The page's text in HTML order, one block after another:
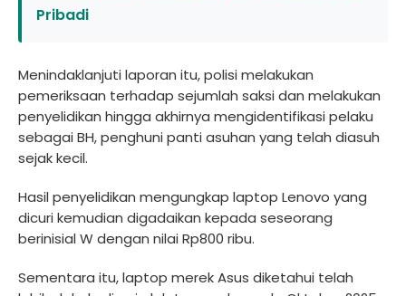
Pribadi
Menindaklanjuti laporan itu, polisi melakukan
pemeriksaan terhadap sejumlah saksi dan melakukan
penyelidikan hingga akhirnya mengidentifikasi pelaku
sebagai BH, penghuni panti asuhan yang telah diasuh
sejak kecil.
Hasil penyelidikan mengungkap laptop Lenovo yang
dicuri kemudian digadaikan kepada seseorang
berinisial W dengan nilai Rp800 ribu.
Sementara itu, laptop merek Asus diketahui telah